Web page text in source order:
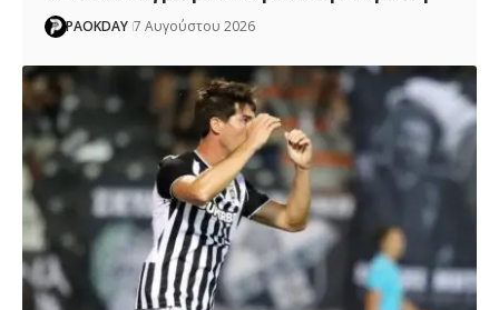
PAOKDAY 7 Αυγούστου 2026